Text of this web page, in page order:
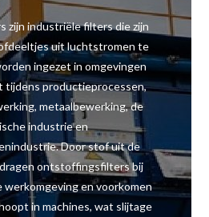
industriële filters die zijn
uit luchtstromen te
ingezet in omgevingen
tijdens productieprocessen,
metaalbewerking, de
industrie en
Door stof uit de
ontstoffingsfilters bij
werkomgeving en voorkomen
in machines, wat slijtage